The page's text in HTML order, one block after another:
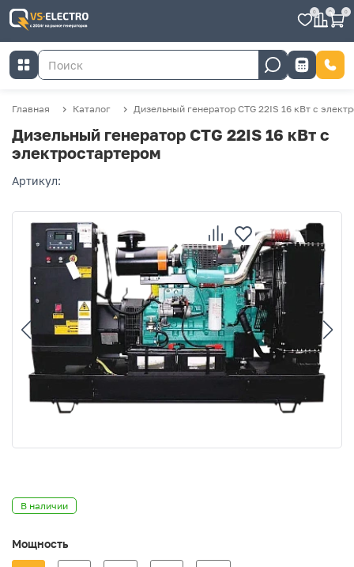
0 0 0
Главная Каталог Дизельный генератор CTG 22IS 16 кВт с
Дизельный генератор CTG 22IS 16 кВт с
электростартером
Артикул:
В наличии
Мощность